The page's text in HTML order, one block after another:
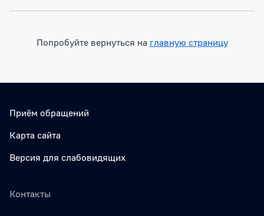
Попробуйте вернуться на главную страницу
Приём обращений
Карта сайта
Версия для слабовидящих
Контакты